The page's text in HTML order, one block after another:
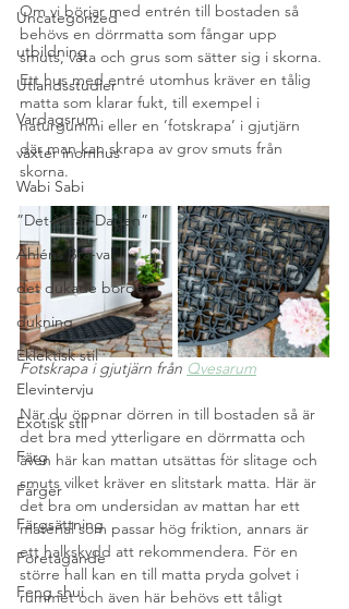
Uncategorized
utbildning
Utlandsstudier
Vardagsrum
växter inomhus
Wabi Sabi
”Det-Våras-Dagen”
Åhléns Bra-val
det dukade bordet
dukning
Eklektisk stil
Elevintervju
Exotisk stil
Färg
Färger
Färgsättning
Företagande
Feng shui
Om vi börjar med entrén till bostaden så
behövs en dörrmatta som fångar upp
smuts, väta och grus som sätter sig i skorna.
Ett hus med entré utomhus kräver en tålig
matta som klarar fukt, till exempel i
naturgummi eller en ’fotskrapa’ i gjutjärn
där man kan skrapa av grov smuts från
skorna.
Fotskrapa i gjutjärn från Qvesarum
När du öppnar dörren in till bostaden så är
det bra med ytterligare en dörrmatta och
även här kan mattan utsättas för slitage och
smuts vilket kräver en slitstark matta. Här är
det bra om undersidan av mattan har ett
material som passar hög friktion, annars är
ett halkskydd att rekommendera. För en
större hall kan en till matta pryda golvet i
rummet och även här behövs ett tåligt